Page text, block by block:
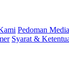
Pedoman
Syarat &